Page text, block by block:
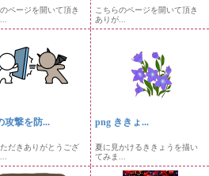
ページを開いて頂き
こちらのページを開いて頂き
ありが...
攻撃を防...
だきありがとうござ
png ききょ...
夏に見かけるききょうを描い
てみま...